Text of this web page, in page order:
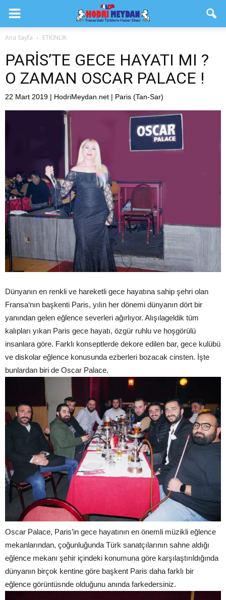
Ana Sayfa ETKİNLİK
PARİS’TE GECE HAYATI MI ?
O ZAMAN OSCAR PALACE !
22 Mart 2019 | HodriMeydan.net | Paris (Tan-Sar)
Dünyanın en renkli ve hareketli gece hayatına sahip şehri olan
Fransa‘nın başkenti Paris, yılın her dönemi dünyanın dört bir
yanından gelen eğlence severleri ağırlıyor. Alışılageldik tüm
kalıpları yıkan Paris gece hayatı, özgür ruhlu ve hoşgörülü
insanlara göre. Farklı konseptlerde dekore edilen bar, gece kulübü
ve diskolar eğlence konusunda ezberleri bozacak cinsten. İşte
bunlardan biri de Oscar Palace.
Oscar Palace, Paris’in gece hayatının en önemli müzikli eğlence
mekanlarından, çoğunluğunda Türk sanatçılarının sahne aldığı
eğlence mekanı şehir içindeki konumuna göre karşılaştırıldığında
dünyanın birçok kentine göre başkent Paris daha farklı bir
eğlence görüntüsnde olduğunu anında farkedersiniz.